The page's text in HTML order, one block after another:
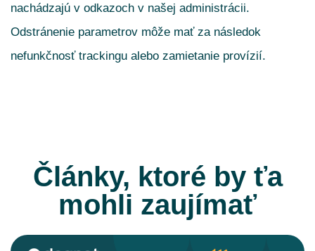
nachádzajú v odkazoch v našej administrácii.
Odstránenie parametrov môže mať za následok
nefunkčnosť trackingu alebo zamietanie provízií.
Články, ktoré by ťa
mohli zaujímať